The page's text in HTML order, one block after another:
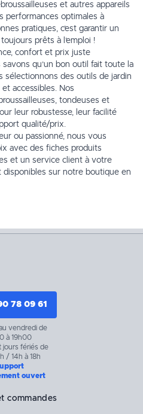
et autres appareils
performances optimales à
pratiques, c’est garantir un
prêts à l’emploi !
confort et prix juste
qu’un bon outil fait toute la
sélectionnons des outils de jardin
accessibles. Nos
tondeuses et
leur robustesse, leur facilité
qualité/prix.
ou passionné, nous vous
avec des fiches produits
et un service client à votre
disponibles sur notre boutique en
78 09 61
vendredi de
à 19h00
jours fériés de
/ 14h à 18h
ouvert
commandes